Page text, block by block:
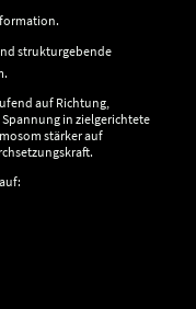
strukturgebende
auf Richtung,
in zielgerichtete
stärker auf